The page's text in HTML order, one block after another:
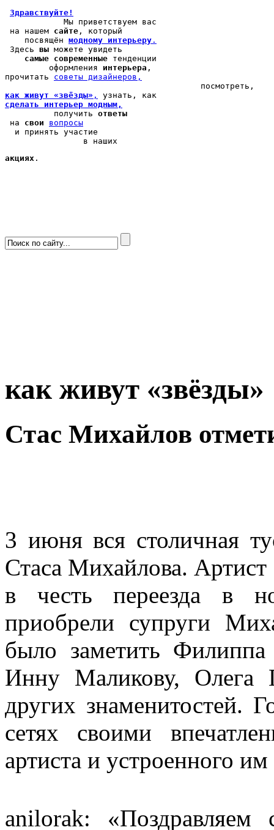
Здравствуйте!
            Мы
приветствуем вас
на нашем сайте , который
    посвящён
модному интерьеру .
Здесь вы можете увидеть
самые современные тенденции
         оформления
интерьера ,
прочитать cоветы дизайнеров,
как живут «звёзды» ,
сделать интерьер модным,
          получить
ответы
на свои
вопросы
  и принять участие
                в наших
акциях .
как живут «звёзды»
Стас Михайлов
3 июня вся столичная
Стаса Михайлова. Артист
в честь переезда в
приобрели супруги
было заметить
Инну Маликову, Олега
других знаменитостей.
сетях своими
артиста и устроенного
anilorak: